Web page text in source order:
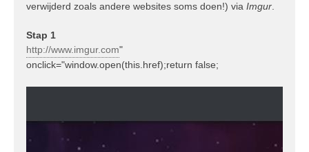
verwijderd zoals andere websites soms doen!) via Imgur
Stap 1
http://www.imgur.com"
onclick="window.open(this.href);return false;